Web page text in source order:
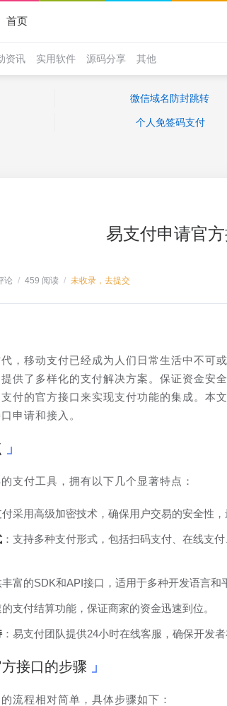
首页
资讯 实用软件 源码分享 其他
微信域名防封跳转
个人免签码支付
易支付申请官方
论 / 459 阅读 / 未收录，去提交
，移动支付已经成为人们日常生活中不可
供了多样化的支付解决方案。保证资金安
付的官方接口来实现支付功能的集成。本
申请和接入。
支付工具，拥有以下几个显著特点：
付采用高级加密技术，确保用户交易的安全性
：支持多种支付形式，包括扫码支付、在线支
丰富的SDK和API接口，适用于多种开发语言和
的支付结算功能，保证商家的资金迅速到位。
：易支付团队提供24小时在线客服，确保开发
接口的步骤
流程相对简单，具体步骤如下：